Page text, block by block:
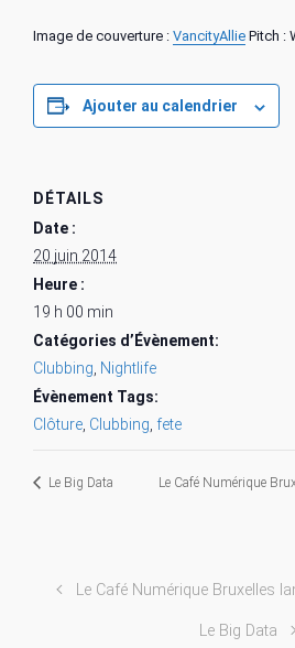
Image de couverture : VancityAllie Pitch :
Ajouter au calendrier
DÉTAILS
Date :
20 juin 2014
Heure :
19 h 00 min
Catégories d’Évènement:
Clubbing, Nightlife
Évènement Tags:
Clôture, Clubbing, fete
Le Big Data Le Café Numérique
Le Café Numérique Bruxelles
Le Big Data